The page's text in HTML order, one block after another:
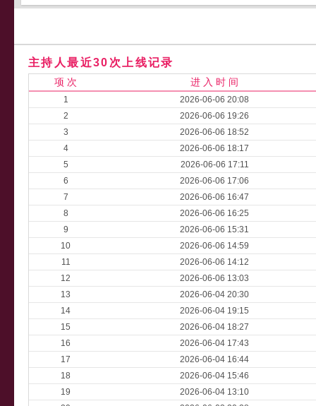
主持人最近30次上线记录
项 次 进 入 时 间
1
2026-06-06 20:08
2
2026-06-06 19:26
3
2026-06-06 18:52
4
2026-06-06 18:17
5
2026-06-06 17:11
6
2026-06-06 17:06
7
2026-06-06 16:47
8
2026-06-06 16:25
9
2026-06-06 15:31
10
2026-06-06 14:59
11
2026-06-06 14:12
12
2026-06-06 13:03
13
2026-06-04 20:30
14
2026-06-04 19:15
15
2026-06-04 18:27
16
2026-06-04 17:43
17
2026-06-04 16:44
18
2026-06-04 15:46
19
2026-06-04 13:10